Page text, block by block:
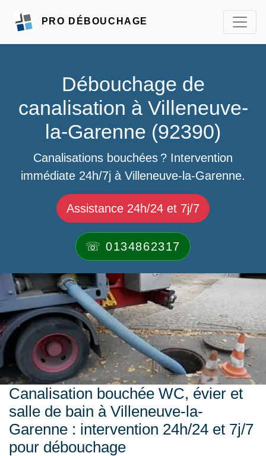
PRO DÉBOUCHAGE
Débouchage de
canalisation à Villeneuve-
la-Garenne (92390)
Canalisations bouchées ? Intervention
immédiate 24h/7j à Villeneuve-la-Garenne.
Assistance 24h/24 et 7j/7
☏ 0134862317
Canalisation bouchée WC, évier et
salle de bain à Villeneuve-la-
Garenne : intervention 24h/24 et 7j/7
pour débouchage